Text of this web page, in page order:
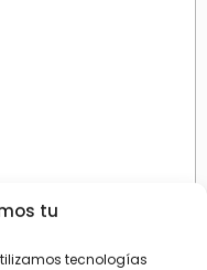
tu
tecnologías